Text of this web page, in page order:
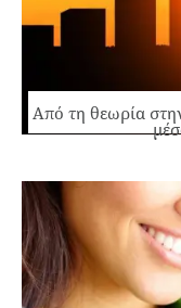
Από τη θεωρία